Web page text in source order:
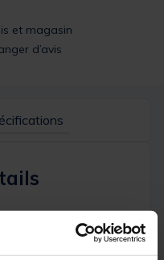
et magasin
d’avis
pour vivier AP-
vifs en parfait état